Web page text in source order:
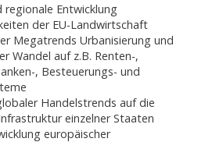
regionale Entwicklung
der EU-Landwirtschaft
Megatrends Urbanisierung und
Wandel auf z.B. Renten-,
, Besteuerungs- und
Handelstrends auf die
einzelner Staaten
europäischer